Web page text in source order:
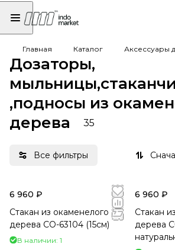
Главная Каталог Аксессуары
Дозаторы,
,подносы из
дерева
35
Все фильтры
6 960 ₽
Стакан из окаменелого
дерева CO-63104 (15см)
В наличии: 1
6 960 ₽
Стакан
дерева